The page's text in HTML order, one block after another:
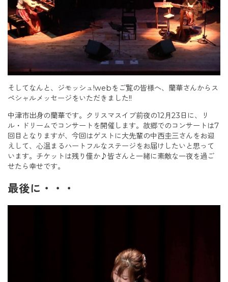
そしてなんと、ジモッシュ!webをご覧の皆様へ、蘭華さんからス
ペシャルメッセージをいただきました!!
中津市出身の蘭華です。クリスマスイブ前夜の12月23 日に、リ
ル・ドリームでコンサートを開催します。故郷でのコンサートは7
回目となりますが、今回はゲストに大先輩の中西圭三さんをお迎
えして、心温まるハートフルなステージをお届けしたいと思って
います。チケットは残り僅か♪皆さんと一緒に素敵な一夜を過ご
せたら幸せです。
最後に・・・